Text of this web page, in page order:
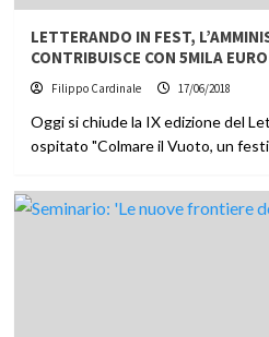
LETTERANDO IN FEST,
CONTRIBUISCE CON 5MILA EURO
Filippo Cardinale 17/06/2018
Oggi si chiude la IX edizione del
ospitato "Colmare il Vuoto, un